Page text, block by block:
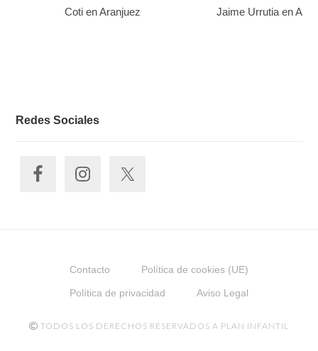
Coti en Aranjuez Jaime Urrutia en
Redes Sociales
Contacto Política de cookies (UE)
Política de privacidad Aviso Legal
TODOS LOS DERECHOS RESERVADOS A PLAN INFANTIL